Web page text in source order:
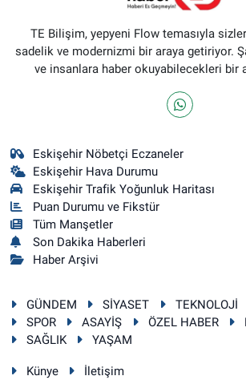
TE Bilişim, yepyeni Flow temasıyla
sadelik ve modernizmi bir araya getiriyor.
ve insanlara haber okuyabilecekleri bir
Eskişehir Nöbetçi Eczaneler
Eskişehir Hava Durumu
Eskişehir Trafik Yoğunluk Haritası
Puan Durumu ve Fikstür
Tüm Manşetler
Son Dakika Haberleri
Haber Arşivi
GÜNDEM SİYASET TEKNOLOJİ
SPOR
ASAYİŞ ÖZEL HABER
SAĞLIK
YAŞAM
Künye İletişim